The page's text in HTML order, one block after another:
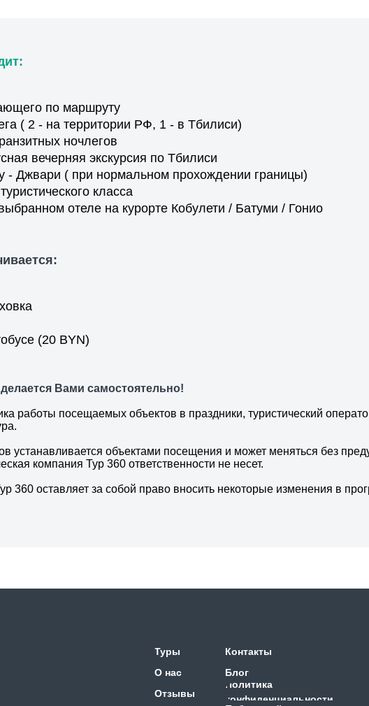
Вами самостоятельно!
работы посещаемых объектов в праздники, туристический
устанавливается объектами посещения и может меняться без
компания Тур 360 ответственности не несет.
360 оставляет за собой право вносить некоторые изменения в
(20 BYN)
по маршруту
( 2 - на территории РФ, 1 - в Тбилиси)
ночлегов
вечерняя экскурсия по Тбилиси
- Джвари ( при нормальном прохождении границы)
класса
отеле на курорте Кобулети / Батуми / Гонио
Туры
О нас
Отзывы
Контакты
Блог
Политика
конфиденциальности